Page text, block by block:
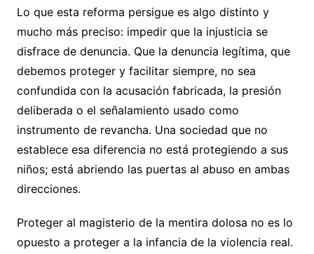
Lo que esta reforma persigue es algo distinto y
mucho más preciso: impedir que la injusticia se
disfrace de denuncia. Que la denuncia legítima, que
debemos proteger y facilitar siempre, no sea
confundida con la acusación fabricada, la presión
deliberada o el señalamiento usado como
instrumento de revancha. Una sociedad que no
establece esa diferencia no está protegiendo a sus
niños; está abriendo las puertas al abuso en ambas
direcciones.
Proteger al magisterio de la mentira dolosa no es lo
opuesto a proteger a la infancia de la violencia real.